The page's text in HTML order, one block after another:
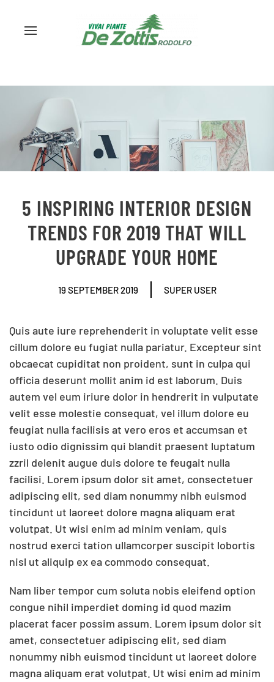
5 INSPIRING INTERIOR DESIGN
TRENDS FOR 2019 THAT WILL
UPGRADE YOUR HOME
19 SEPTEMBER 2019 SUPER USER
Quis aute iure reprehenderit in voluptate velit esse
cillum dolore eu fugiat nulla pariatur. Excepteur sint
obcaecat cupiditat non proident, sunt in culpa qui
officia deserunt mollit anim id est laborum. Duis
autem vel eum iriure dolor in hendrerit in vulputate
velit esse molestie consequat, vel illum dolore eu
feugiat nulla facilisis at vero eros et accumsan et
iusto odio dignissim qui blandit praesent luptatum
zzril delenit augue duis dolore te feugait nulla
facilisi. Lorem ipsum dolor sit amet, consectetuer
adipiscing elit, sed diam nonummy nibh euismod
tincidunt ut laoreet dolore magna aliquam erat
volutpat. Ut wisi enim ad minim veniam, quis
nostrud exerci tation ullamcorper suscipit lobortis
nisl ut aliquip ex ea commodo consequat.
Nam liber tempor cum soluta nobis eleifend option
congue nihil imperdiet doming id quod mazim
placerat facer possim assum. Lorem ipsum dolor sit
amet, consectetuer adipiscing elit, sed diam
nonummy nibh euismod tincidunt ut laoreet dolore
magna aliquam erat volutpat. Ut wisi enim ad minim